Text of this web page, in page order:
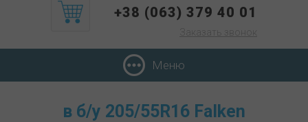
+38 (063) 379 40 01
Заказать звонок
Меню
в б/у 205/55R16 Falken